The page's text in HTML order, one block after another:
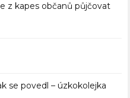
z kapes občanů půjčovat
se povedl – úzkokolejka